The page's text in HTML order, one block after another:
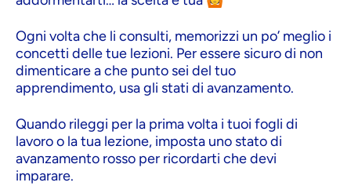
Ogni volta che li consulti, memorizzi un po’ meglio i
concetti delle tue lezioni. Per essere sicuro di non
dimenticare a che punto sei del tuo
apprendimento, usa gli stati di avanzamento.
Quando rileggi per la prima volta i tuoi fogli di
lavoro o la tua lezione, imposta uno stato di
avanzamento rosso per ricordarti che devi
imparare.